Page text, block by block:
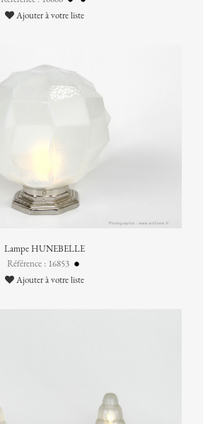
Ajouter à votre liste
Lampe HUNEBELLE
Référence : 16853
Ajouter à votre liste